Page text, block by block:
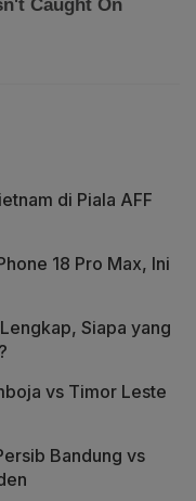
di Piala AFF
18 Pro Max, Ini
Siapa yang
vs Timor Leste
Bandung vs